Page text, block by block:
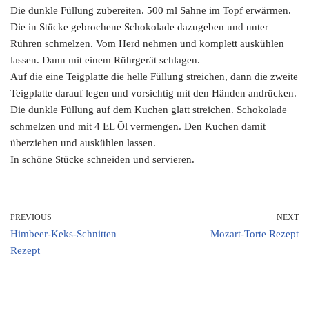
Die dunkle Füllung zubereiten. 500 ml Sahne im Topf erwärmen.
Die in Stücke gebrochene Schokolade dazugeben und unter
Rühren schmelzen. Vom Herd nehmen und komplett auskühlen
lassen. Dann mit einem Rührgerät schlagen.
Auf die eine Teigplatte die helle Füllung streichen, dann die zweite
Teigplatte darauf legen und vorsichtig mit den Händen andrücken.
Die dunkle Füllung auf dem Kuchen glatt streichen. Schokolade
schmelzen und mit 4 EL Öl vermengen. Den Kuchen damit
überziehen und auskühlen lassen.
In schöne Stücke schneiden und servieren.
PREVIOUS
Himbeer-Keks-Schnitten
Rezept
NEXT
Mozart-Torte Rezept